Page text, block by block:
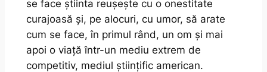
se face știinta reușește cu o onestitate
curajoasă și, pe alocuri, cu umor, să arate
cum se face, în primul rând, un om și mai
apoi o viață într-un mediu extrem de
competitiv, mediul științific american.